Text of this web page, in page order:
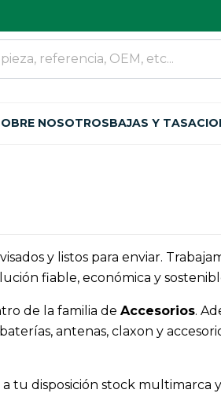
NOSOTROSBAJAS Y
y listos para enviar.
fiable, económica y
de la familia de Accesorios.
antenas, claxon y
a tu disposición stock